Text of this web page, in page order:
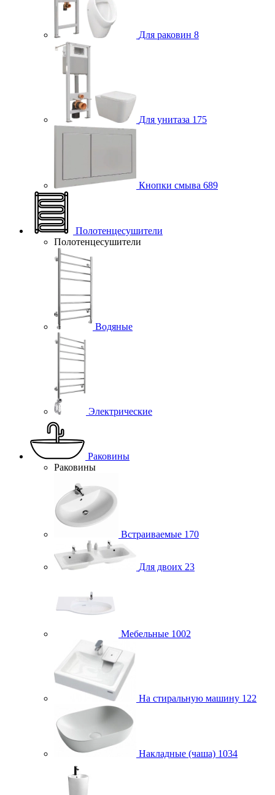
Для раковин 8
Для унитаза 175
Кнопки смыва 689
Полотенцесушители
Полотенцесушители
Водяные
Электрические
Раковины
Раковины
Встраиваемые 170
Для двоих 23
Мебельные 1002
На стиральную машину 122
Накладные (чаша) 1034